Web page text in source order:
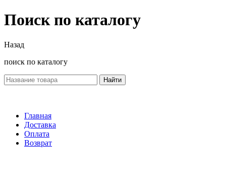
Поиск по каталогу
Назад
поиск по каталогу
Найти
Главная
Доставка
Оплата
Возврат